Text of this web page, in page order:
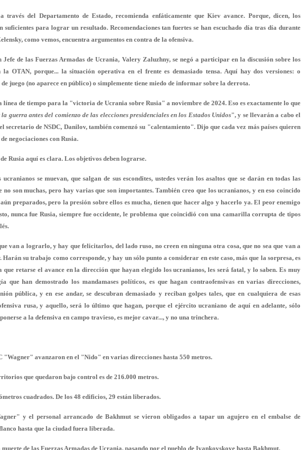
a través del Departamento de Estado, recomienda enfáticamente que Kiev avance. Porque, dicen, los
para lograr un resultado. Recomendaciones tan fuertes se han escuchado día tras día durante
como vemos, encuentra argumentos en contra de la ofensiva.
Jefe de las Fuerzas Armadas de Ucrania, Valery Zaluzhny, se negó a participar en la discusión sobre los
OTAN, porque... la situación operativa en el frente es demasiado tensa. Aquí hay dos versiones: o
juego (no aparece en público) o simplemente tiene miedo de informar sobre la derrota.
de tiempo para la "victoria de Ucrania sobre Rusia" a noviembre de 2024. Eso es exactamente lo que
guerra antes del comienzo de las elecciones presidenciales en los Estados Unidos", y se llevarán a cabo el
secretario de NSDC, Danilov, también comenzó su "calentamiento". Dijo que cada vez más países quieren
negociaciones con Rusia.
Rusia aquí es clara. Los objetivos deben lograrse.
se muevan, que salgan de sus escondites, ustedes verán los asaltos que se darán en todas las
no son muchas, pero hay varias que son importantes. También creo que los ucranianos, y en eso coincido
preparados, pero la presión sobre ellos es mucha, tienen que hacer algo y hacerlo ya. El peor enemigo
nunca fue Rusia, siempre fue occidente, le problema que coincidió con una camarilla corrupta de tipos
van a lograrlo, y hay que felicitarlos, del lado ruso, no creen en ninguna otra cosa, que no sea que van a
su trabajo como corresponde, y hay un sólo punto a considerar en este caso, más que la sorpresa, es
que retarse el avance en la dirección que hayan elegido los ucranianos, les será fatal, y lo saben. Es muy
que han demostrado los mandamases políticos, es que hagan contraofensivas en varias direcciones,
pública, y en ese andar, se descubran demasiado y reciban golpes tales, que en cualquiera de esas
rusa, y aquello, será lo último que hagan, porque el ejército ucraniano de aquí en adelante, sólo
a la defensiva en campo travieso, es mejor cavar..., y no una trinchera.
"Wagner" avanzaron en el "Nido" en varias direcciones hasta 550 metros.
que quedaron bajo control es de 216.000 metros.
cuadrados. De los 48 edificios, 29 están liberados.
y el personal arrancado de Bakhmut se vieron obligados a tapar un agujero en el embalse de
hasta que la ciudad fuera liberada.
de las Fuerzas Armadas de Ucrania, pasando por el pueblo de Ivankovskoye hasta Bakhmut.